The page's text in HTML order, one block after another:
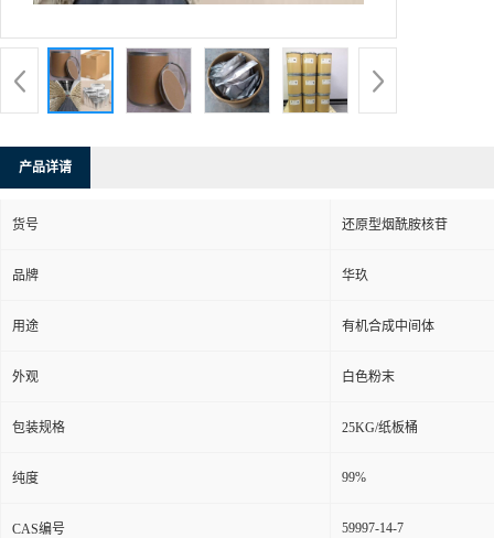
产品详请
货号 还原型烟酰胺核苷
品牌 华玖
用途 有机合成中间体
外观 白色粉末
包装规格 25KG/纸板桶
纯度 99%
CAS编号 59997-14-7